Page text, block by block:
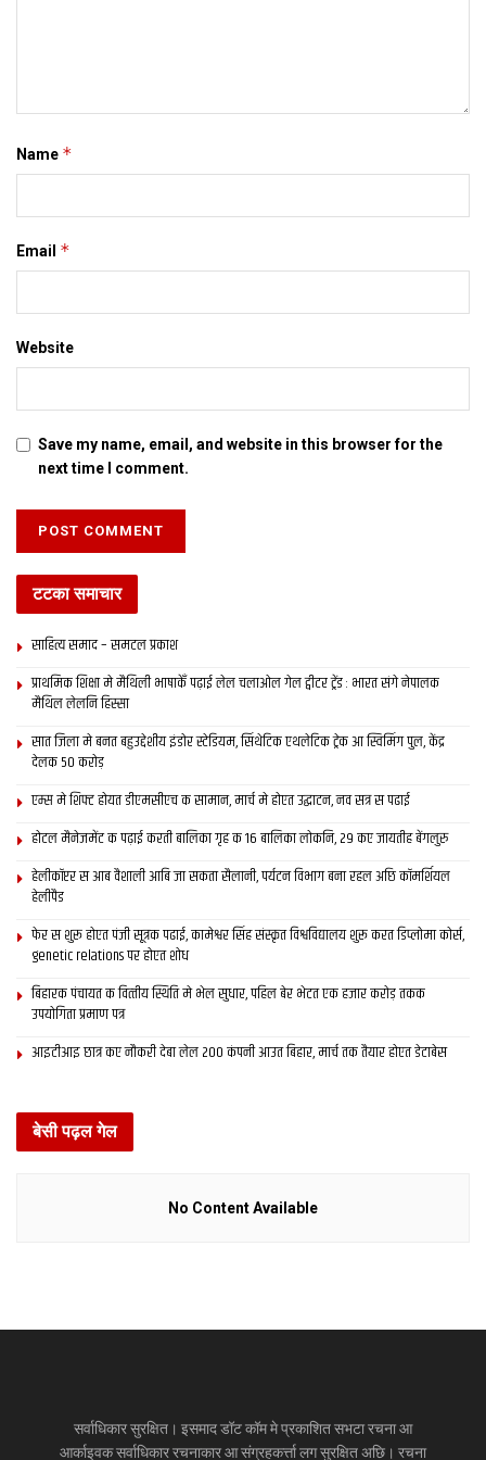
सिन्हा कहला जे बिहार मे उद्यमी कए केवल बैंक ऋण पर भरोस नहि करबाक
maithili news, mithila news, bihar news, latest bihar
latest maithili news latest mithila news maithili news
Name *
Email *
Website
Save my name, email, and website in this browser for the
next time I comment.
टटका समाचार
साहित्य समाद – समटल प्रकाश
प्राथमिक शि‍क्षा मे मैथि‍ली भाषाकेँ पढ़ाई लेल चलाओल गेल ट्वीटर ट्रेंड : भारत संगे नेपालक
मैथिल लेलनि हिस्सा
सात जिला मे बनत बहुउद्देशीय इंडोर स्‍टेडि‍यम, सिंथेटिक एथलेटिक ट्रेक आ स्विमिंग पुल, केंद्र
देलक 50 करोड़
एम्स मे शिफ्ट होयत डीएमसीएच क सामान, मार्च मे होएत उद्घाटन, नव सत्र स पढाई
होटल मैनेजमेंट क पढ़ाई करती बालिका गृह क 16 बालिका लोकनि, 29 कए जायतीह बेंगलुरु
हेलीकॉप्टर स आब वैशाली आबि जा सकता सैलानी, पर्यटन विभाग बना रहल अछि कॉमर्शियल
हेलीपैड
फेर स शुरू होएत पंजी सूत्रक पढाई, कामेश्वर सिंह संस्कृत विश्वविद्यालय शुरू करत डिप्लोमा कोर्स,
genetic relations पर होएत शोध
बिहारक पंचायत क वित्‍तीय स्थिति मे भेल सुधार, पहिल बेर भेटत एक हजार करोड़ तकक
उपयोगिता प्रमाण पत्र
आइटीआइ छात्र कए नौकरी देबा लेल 200 कंपनी आउत बिहार, मार्च तक तैयार होएत डेटाबेस
बेसी पढ़ल गेल
No Content Available
सर्वाधिकार सुरक्षित। इसमाद डॉट कॉम मे प्रकाशित सभटा रचना आ
आर्काइवक सर्वाधिकार रचनाकार आ संग्रहकर्त्ता लग सुरक्षित अछि। रचना